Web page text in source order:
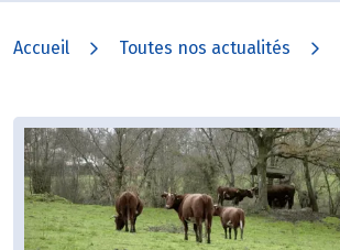
Accueil Toutes nos actualités